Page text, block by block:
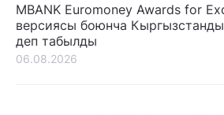
MBANK Euromoney Awards for
версиясы боюнча
деп табылды
06.08.2026